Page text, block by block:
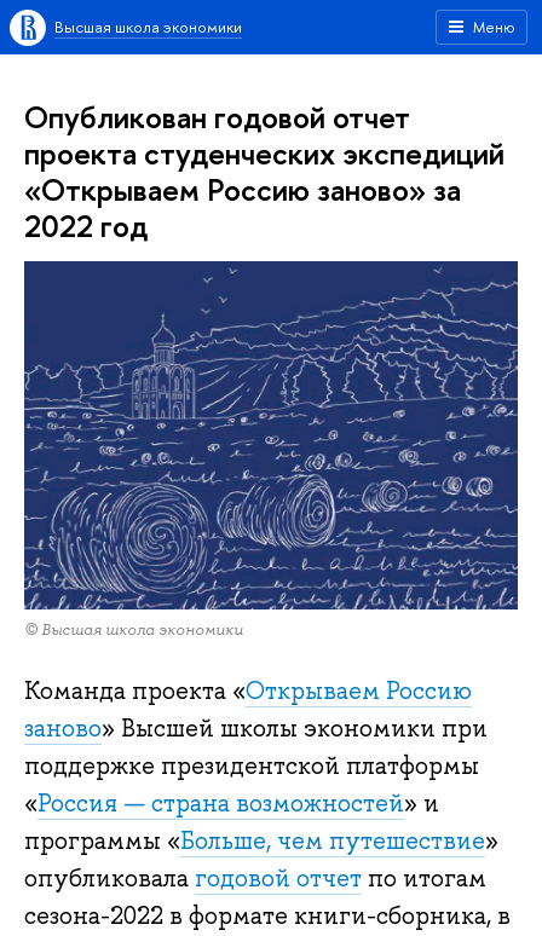
Меню
Высшая школа экономики
Опубликован годовой отчет
проекта студенческих экспедиций
«Открываем Россию заново» за
2022 год
© Высшая школа экономики
Команда проекта «Открываем Россию
заново» Высшей школы экономики при
поддержке президентской платформы
«Россия — страна возможностей» и
программы «Больше, чем путешествие»
опубликовала годовой отчет по итогам
сезона-2022 в формате книги-сборника, в